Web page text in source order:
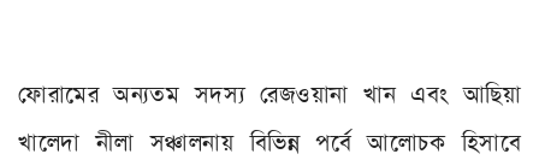
ফোরামের অন্যতম সদস্য রেজওয়ানা খান এবং আছিয়া
খালেদা নীলা সঞ্চালনায় বিভিন্ন পর্বে আলোচক হিসাবে